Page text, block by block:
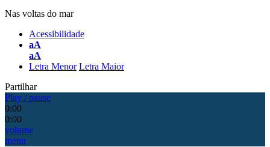
Nas voltas do mar
Acessibilidade
aA
aA
Letra Menor Letra Maior
Partilhar
Play / pause
0:00
0:00
volume
menu